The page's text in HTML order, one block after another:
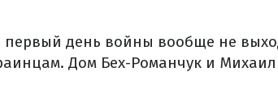
первый день войны вообще не
Дом Бех-Романчук и